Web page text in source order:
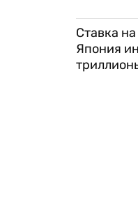
Ставка
Япония